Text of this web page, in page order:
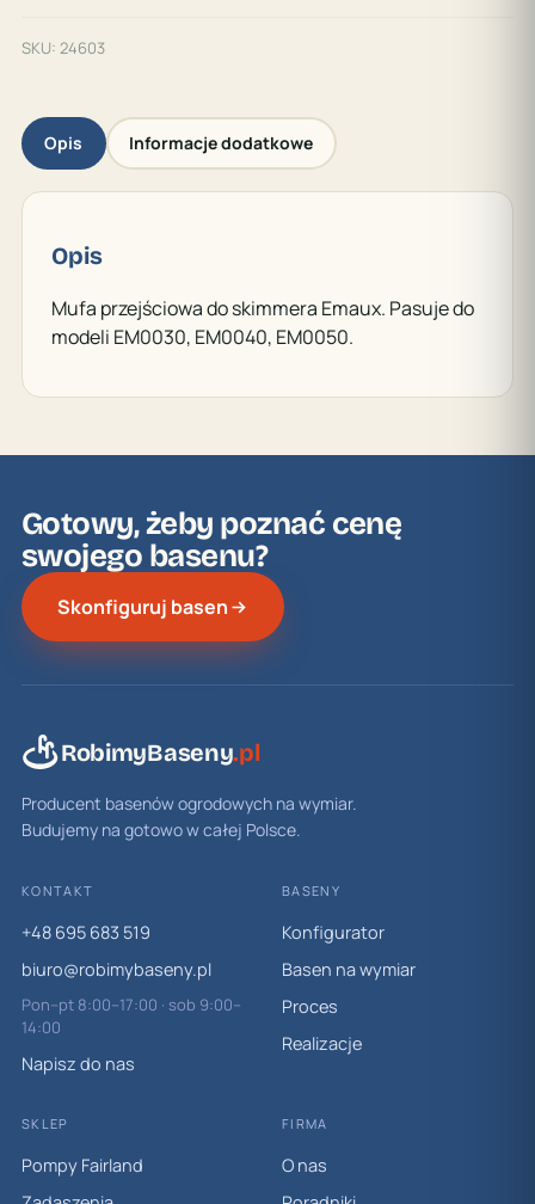
SKU: 24603
Opis Informacje dodatkowe
Opis
Mufa przejściowa do skimmera Emaux. Pasuje do
modeli EM0030, EM0040, EM0050.
Gotowy, żeby poznać cenę
swojego basenu?
Skonfiguruj basen
RobimyBaseny.pl
Producent basenów ogrodowych na wymiar.
Budujemy na gotowo w całej Polsce.
KONTAKT
+48 695 683 519
biuro@robimybaseny.pl
Pon–pt 8:00–17:00 · sob 9:00–
14:00
Napisz do nas
BASENY
Konfigurator
Basen na wymiar
Proces
Realizacje
SKLEP
Pompy Fairland
FIRMA
O nas